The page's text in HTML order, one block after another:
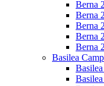
Berna
Berna
Berna
Berna
Berna
Basilea